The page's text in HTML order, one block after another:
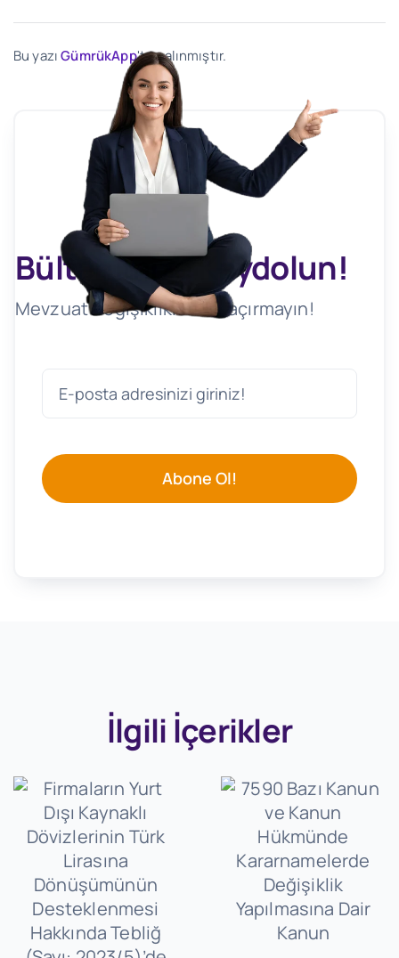
Bu yazıGümrükApp'ten alınmıştır.
Bültenimize Kaydolun!
Mevzuat Değişikliklerini Kaçırmayın!
Abone Ol!
İlgili İçerikler